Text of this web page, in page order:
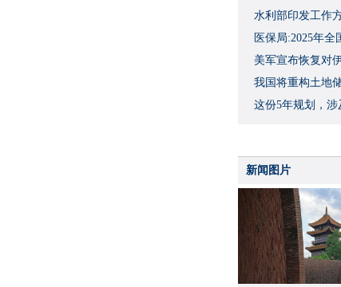
水利部印发工作
度
医保局:2025年
美军宣布恢复对
我国将重构土地
这份5年规划，
新闻图片